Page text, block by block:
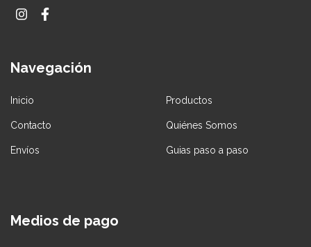
Navegación
Inicio Productos
Contacto Quiénes Somos
Envíos Guias paso a paso
Medios de pago